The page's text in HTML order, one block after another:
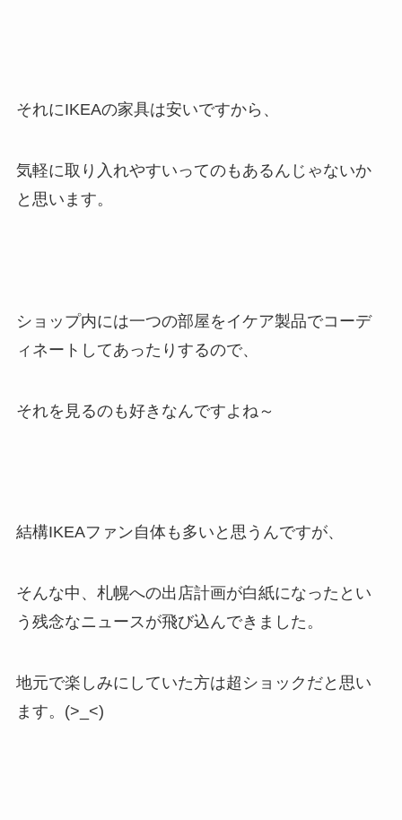
それにIKEAの家具は安いですから、
気軽に取り入れやすいってのもあるんじゃないか
と思います。
ショップ内には一つの部屋をイケア製品でコーデ
ィネートしてあったりするので、
それを見るのも好きなんですよね～
結構IKEAファン自体も多いと思うんですが、
そんな中、札幌への出店計画が白紙になったとい
う残念なニュースが飛び込んできました。
地元で楽しみにしていた方は超ショックだと思い
ます。(>_<)